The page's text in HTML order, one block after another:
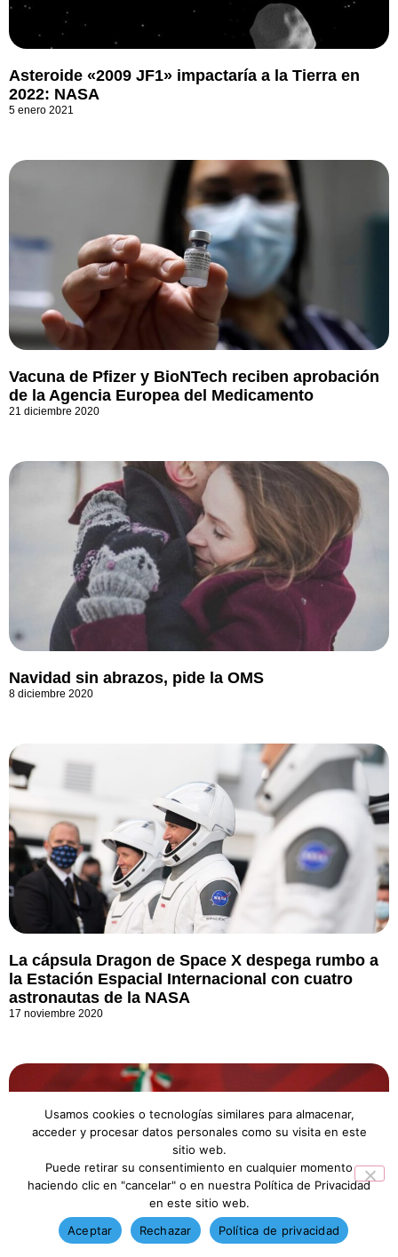
Asteroide «2009 JF1» impactaría a la Tierra en
2022: NASA
5 enero 2021
Vacuna de Pfizer y BioNTech reciben aprobación
de la Agencia Europea del Medicamento
21 diciembre 2020
Navidad sin abrazos, pide la OMS
8 diciembre 2020
La cápsula Dragon de Space X despega rumbo a
la Estación Espacial Internacional con cuatro
astronautas de la NASA
17 noviembre 2020
Usamos cookies o tecnologías similares para almacenar,
acceder y procesar datos personales como su visita en este
sitio web.
Puede retirar su consentimiento en cualquier momento
haciendo clic en "cancelar" o en nuestra Política de Privacidad
en este sitio web.
Aceptar
Rechazar Política de privacidad